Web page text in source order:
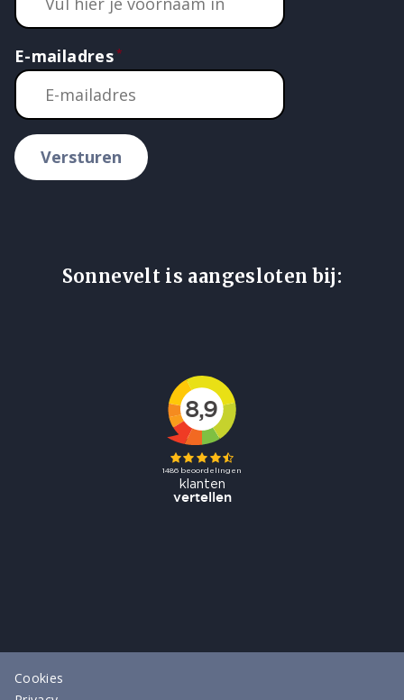
E-mailadres
Versturen
Sonnevelt is aangesloten bij:
Cookies